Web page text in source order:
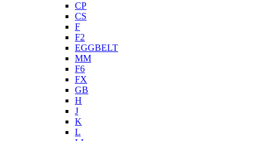
CP
CS
F
F2
EGGBELT
MM
F6
FX
GB
H
J
K
L